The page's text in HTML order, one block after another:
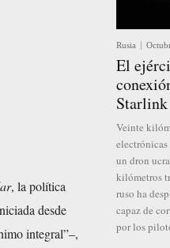
, la política
desde
integral”–,
Rusia
El
Starlink
Veinte
un dron
kilómetros
ruso ha
capaz de
por los